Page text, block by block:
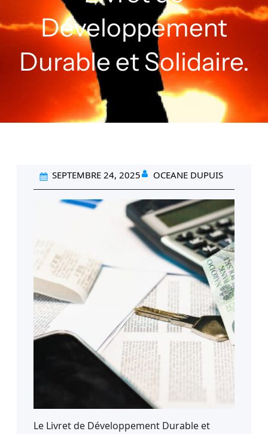
Développement
Durable et Solidaire.
SEPTEMBRE 24, 2025 OCEANE DUPUIS
Le Livret de Développement Durable et